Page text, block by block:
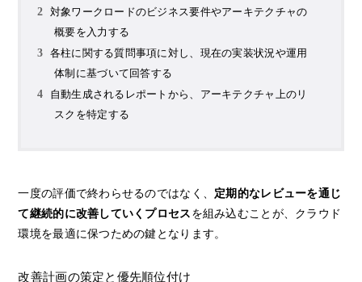
対象ワークロードのビジネス要件やアーキテクチャの
概要を入力する
各柱に関する質問事項に対し、現在の実装状況や運用
体制に基づいて回答する
自動生成されるレポートから、アーキテクチャ上のリ
スクを特定する
一度の評価で終わらせるのではなく、 定期的なレビューを通じ
て継続的に改善していくプロセスを組み込むことが、クラウド
環境を最適に保つための鍵となります。
改善計画の策定と優先順位付け